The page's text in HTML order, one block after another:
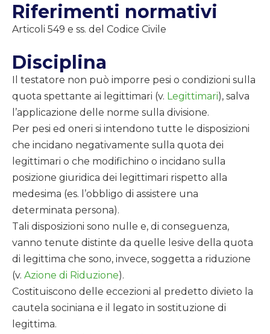
Riferimenti normativi
Articoli 549 e ss. del Codice Civile
Disciplina
Il testatore non può imporre pesi o condizioni sulla
quota spettante ai legittimari (v. Legittimari), salva
l’applicazione delle norme sulla divisione.
Per pesi ed oneri si intendono tutte le disposizioni
che incidano negativamente sulla quota dei
legittimari o che modifichino o incidano sulla
posizione giuridica dei legittimari rispetto alla
medesima (es. l’obbligo di assistere una
determinata persona).
Tali disposizioni sono nulle e, di conseguenza,
vanno tenute distinte da quelle lesive della quota
di legittima che sono, invece, soggetta a riduzione
(v. Azione di Riduzione).
Costituiscono delle eccezioni al predetto divieto la
cautela sociniana e il legato in sostituzione di
legittima.